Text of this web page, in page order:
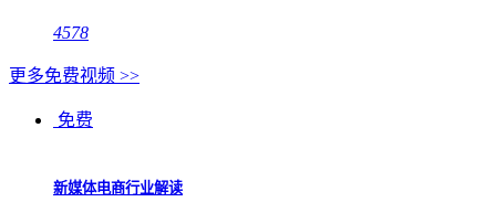
4578
更多免费视频 >>
免费
新媒体电商行业解读